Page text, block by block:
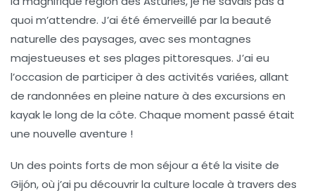
quoi m’attendre. J’ai été émerveillé par la beauté
naturelle des paysages, avec ses montagnes
majestueuses et ses plages pittoresques. J’ai eu
l’occasion de participer à des activités variées, allant
de randonnées en pleine nature à des excursions en
kayak le long de la côte. Chaque moment passé était
une nouvelle aventure !
Un des points forts de mon séjour a été la visite de
Gijón, où j’ai pu découvrir la culture locale à travers des